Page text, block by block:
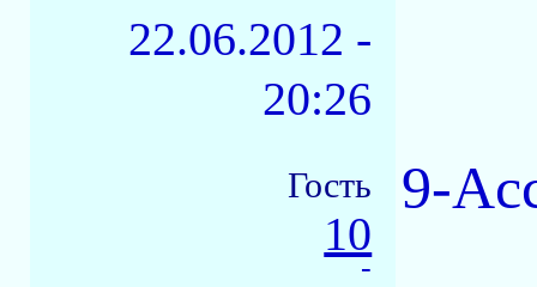
22.06.2012 -
20:26
Гость
10
-
9-